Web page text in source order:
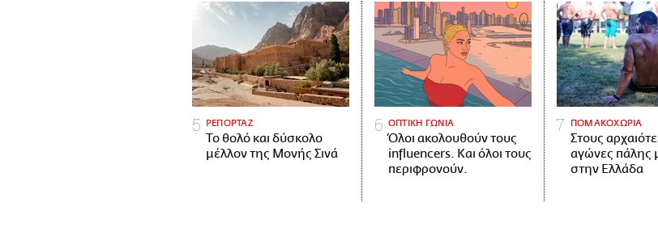
ΡΕΠΟΡΤΑΖ
Το θολό και δύσκολο
μέλλον της Μονής Σινά
ΟΠΤΙΚΗ ΓΩΝΙΑ
Όλοι ακολουθούν τους
influencers. Και όλοι τους
περιφρονούν.
ΠΟΜΑΚΟΧΩΡΙΑ
Στους
αγώνες πάλης
στην Ελλάδα